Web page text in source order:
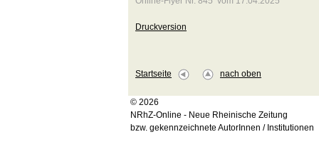
Druckversion
Startseite nach oben
© 2026
NRhZ-Online - Neue Rheinische Zeitung
bzw. gekennzeichnete AutorInnen / Institutionen